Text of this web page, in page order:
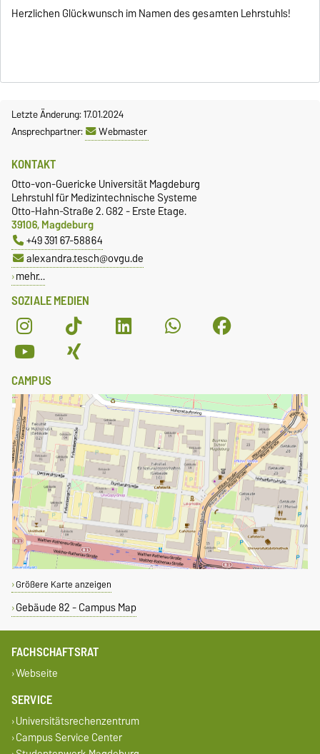
Herzlichen Glückwunsch im Namen des gesamten Lehrstuhls!
Letzte Änderung: 17.01.2024
Ansprechpartner:
Webmaster
SOZIALE MEDIEN
KONTAKT
Otto-von-Guericke Universität Magdeburg
Lehrstuhl für Medizintechnische Systeme
Otto-Hahn-Straße 2. G82 - Erste Etage.
39106, Magdeburg
+49 391 67-58864
alexandra.tesch@ovgu.de
mehr…
CAMPUS
Größere Karte anzeigen
Gebäude 82 - Campus Map
FACHSCHAFTSRAT
Webseite
SERVICE
Universitätsrechenzentrum
Campus Service Center